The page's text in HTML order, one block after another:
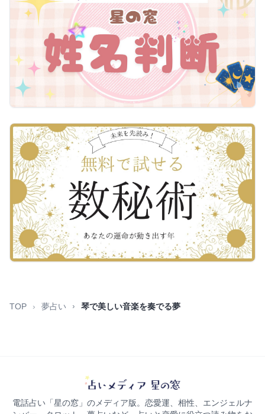
TOP 夢占い 琴で美しい音楽を奏でる夢
電話占い「星の窓」のメディア版。恋愛運、相性、エンジェルナ